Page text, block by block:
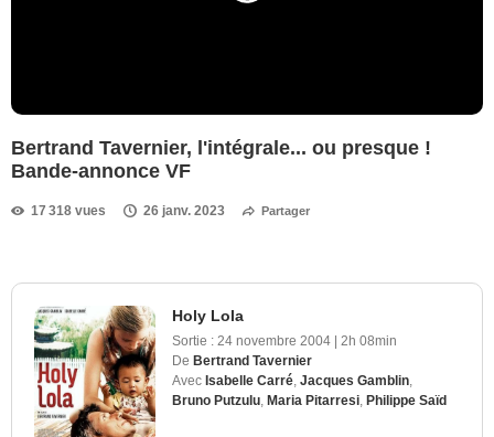
Bertrand Tavernier, l'intégrale... ou presque !
Bande-annonce VF
17 318 vues 26 janv. 2023 Partager
Holy Lola
Sortie : 24 novembre 2004 | 2h 08min
De Bertrand Tavernier
Avec Isabelle Carré Jacques Gamblin
Bruno Putzulu Maria Pitarresi Philippe Saïd